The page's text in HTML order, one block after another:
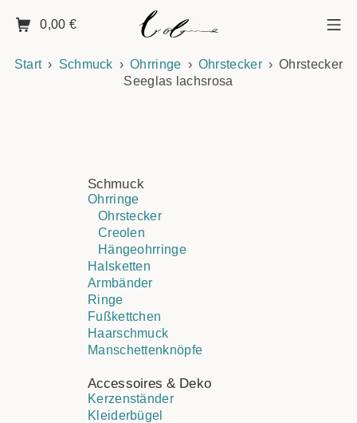
0,00 €
Start Schmuck Ohrringe Ohrstecker
Ohrstecker
Seeglas lachsrosa
Schmuck
Ohrringe
Ohrstecker
Creolen
Hängeohrringe
Halsketten
Armbänder
Ringe
Fußkettchen
Haarschmuck
Manschettenknöpfe
Accessoires & Deko
Kerzenständer
Kleiderbügel